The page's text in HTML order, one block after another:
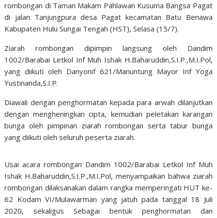
rombongan di Taman Makam Pahlawan Kusuma Bangsa Pagat
di jalan Tanjungpura desa Pagat kecamatan Batu Benawa
Kabupaten Hulu Sungai Tengah (HST), Selasa (15/7).
Ziarah rombongan dipimpin langsung oleh Dandim
1002/Barabai Letkol Inf Muh Ishak H.Baharuddin,S.I.P.,M.I.Pol,
yang diikuti oleh Danyonif 621/Manuntung Mayor Inf Yoga
Yustinanda,S.I.P.
Diawali dengan penghormatan kepada para arwah dilanjutkan
dengan mengheningkan cipta, kemudian peletakan karangan
bunga oleh pimpinan ziarah rombongan serta tabur bunga
yang diikuti oleh seluruh peserta ziarah.
Usai acara rombongan Dandim 1002/Barabai Letkol Inf Muh
Ishak H.Baharuddin,S.I.P.,M.I.Pol, menyampaikan bahwa ziarah
rombongan dilaksanakan dalam rangka memperingati HUT ke-
62 Kodam VI/Mulawarman yang jatuh pada tanggal 18 Juli
2020, sekaligus Sebagai bentuk penghormatan dan